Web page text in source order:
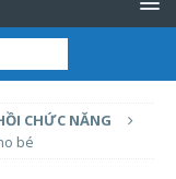
CHỨC NĂNG
bé